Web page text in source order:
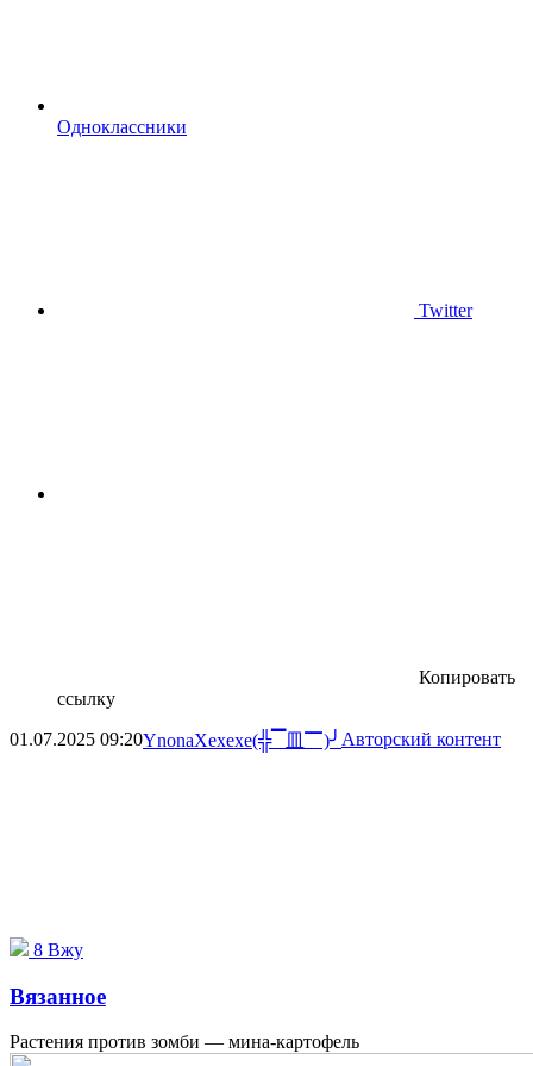
Одноклассники
Twitter
Копировать
ссылку
01.07.2025 09:20YnonaXexexe(╬▔皿▔)╯ Авторский контент
8 Вжу
Вязанное
Растения против зомби — мина-картофель